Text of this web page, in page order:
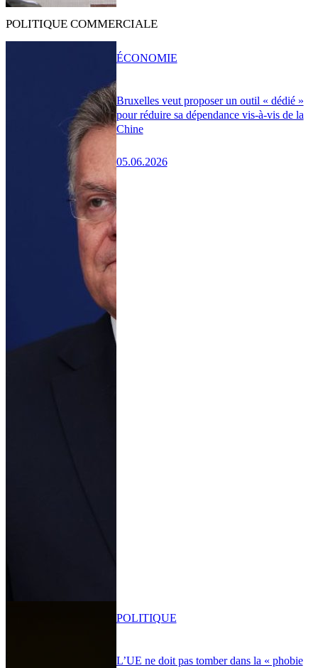
POLITIQUE COMMERCIALE
Bruxelles veut proposer un outil « dédié »
pour réduire sa dépendance vis-à-vis de la
Chine
05.06.2026
ÉCONOMIE
L’UE ne doit pas tomber dans la « phobie
POLITIQUE